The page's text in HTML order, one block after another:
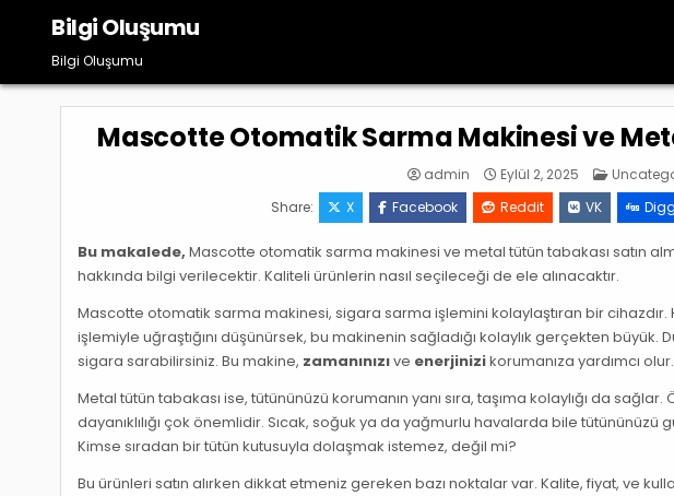
content
Bilgi Oluşumu
Bilgi Oluşumu
Mascotte Otomatik Sarma Makinesi ve
admin Eylül 2, 2025 Posted
Share:
X Facebook Reddit VK Digg
Bu makalede, Mascotte otomatik sarma makinesi ve metal tütün tabakası satın
hakkında bilgi verilecektir. Kaliteli ürünlerin nasıl seçileceği de ele alınacaktır.
Mascotte otomatik sarma makinesi, sigara sarma işlemini kolaylaştıran bir
işlemiyle uğraştığını düşünürsek, bu makinenin sağladığı kolaylık gerçekten büyük.
sigara sarabilirsiniz. Bu makine, zamanınızıve enerjinizikorumanıza yardımcı olur.
Metal tütün tabakası ise, tütününüzü korumanın yanı sıra, taşıma kolaylığı da sağlar.
dayanıklılığı çok önemlidir. Sıcak, soğuk ya da yağmurlu havalarda bile tütününüzü
Kimse sıradan bir tütün kutusuyla dolaşmak istemez, değil mi?
Bu ürünleri satın alırken dikkat etmeniz gereken bazı noktalar var. Kalite, fiyat, ve